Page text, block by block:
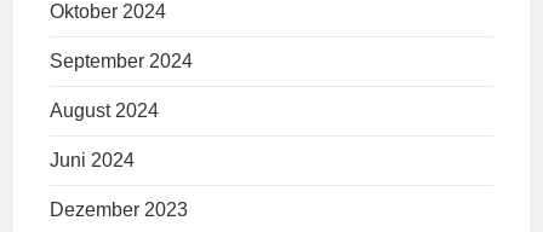
Oktober 2024
September 2024
August 2024
Juni 2024
Dezember 2023